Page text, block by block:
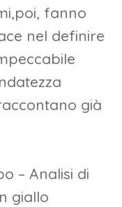
fanno
nel definire
già
– Analisi di
giallo